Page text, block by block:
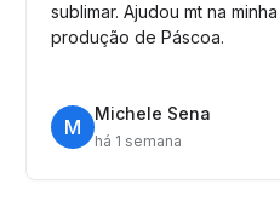
sublimar. Ajudou mt na minha
produção de Páscoa.
M
Michele Sena
há 1 semana